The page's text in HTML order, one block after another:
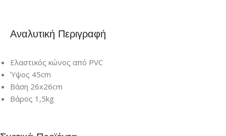
Αναλυτική Περιγραφή
Ελαστικός κώνος από PVC
Ύψος 45cm
Βάση 26x26cm
Βάρος 1,5kg